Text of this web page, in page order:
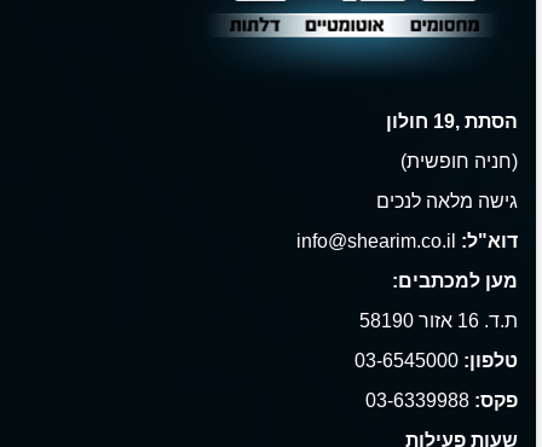
הסתת ,19 חולון
(חניה חופשית)
גישה מלאה לנכים
דוא"ל:
מען למכתבים:
ת.ד. 16 אזור 58190
טלפון:
פקס:
שעות פעילות